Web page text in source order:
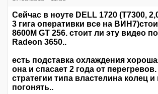
Сейчас в ноуте DELL 1720 (T7300,
3 гига оперативки все на
8600М GT 256. стоит ли эту видео
Radeon 3650..
есть подставка охлаждения
она и спасает 2 года от
стратегии типа властелина колец и
погонять..